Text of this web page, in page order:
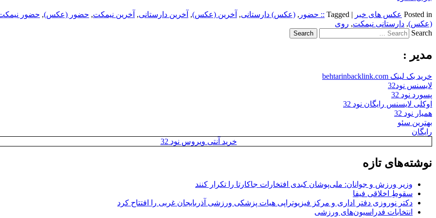
Posted in عکس های خبر |
Tagged :: حضور , (عکس) دارستانی, آخرین (عکس), آخرین دارستانی, آخرین نیمکت, حضور (عکس), حضور
(عکس), دارستانی نیمکت, روی
Search
مدیر :
خرید بک لینک behtarinbacklink.com
لایسنس نود32
پسورد نود 32
اوکلی لایسنس رایگان نود 32
همیار نود 32
بهترین سئو
رایگان
خرید آنتی ویروس نود 32
نوشته‌های تازه
وزیر ورزش و جوانان: ملی‌پوشان کبدی افتخارات جاکارتا را تکرار کنند
سقوطِ اخلاقی فیفا
دکتر نوروزی دفتر اداری و مرکز فیزیوتراپی هیات پزشکی ورزشی آذربایجان غربی را افتتاح کرد
انتخابات فدراسیون‌های ورزشی